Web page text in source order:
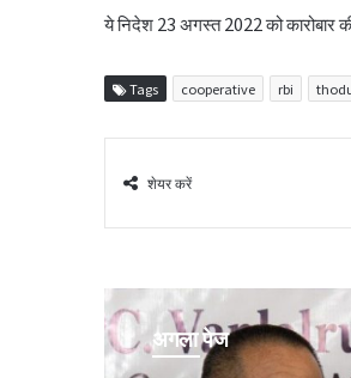
ये निदेश 23 अगस्त 2022 को कारोबार
Tags cooperative rbi
शेयर करें
अगला पेज